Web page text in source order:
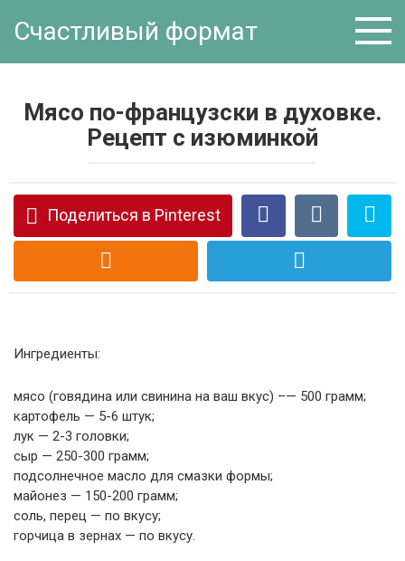
Счастливый формат
Мясо по-французски в духовке.
Рецепт с изюминкой
Поделиться в Pinterest
Ингредиенты:
мясо (говядина или свинина на ваш вкус) –— 500 грамм;
картофель — 5-6 штук;
лук — 2-3 головки;
сыр — 250-300 грамм;
подсолнечное масло для смазки формы;
майонез — 150-200 грамм;
соль, перец — по вкусу;
горчица в зернах — по вкусу.